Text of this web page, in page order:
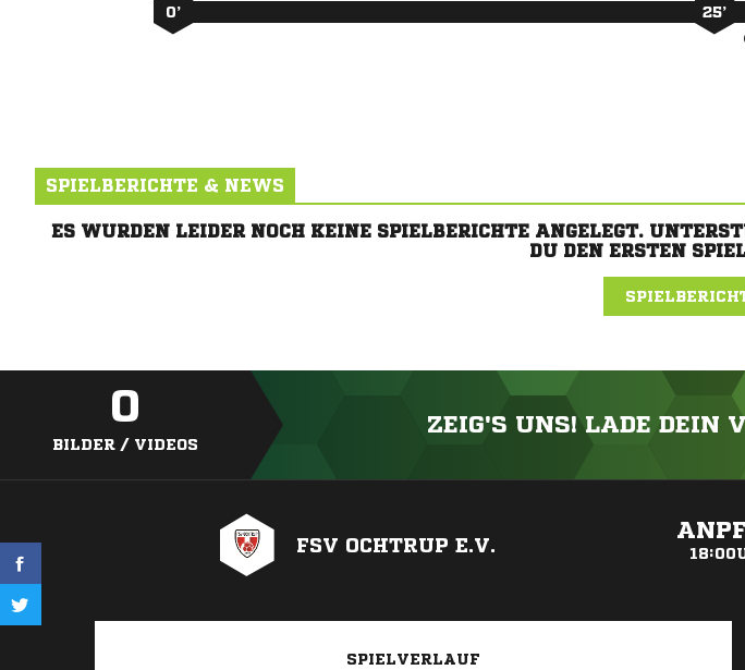
0’ 25’
SPIELBERICHTE & NEWS
ES WURDEN LEIDER NOCH KEINE SPIELBERICHTE ANGELEGT.
DU DEN ERSTEN
0
BILDER / VIDEOS
ZEIG'S UNS! LADE DEIN
FSV OCHTRUP E.V.
SPIELVERLAUF